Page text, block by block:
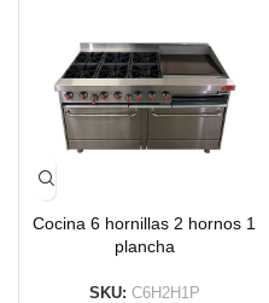
Cocina 6 hornillas 2 hornos 1
plancha
SKU: C6H2H1P